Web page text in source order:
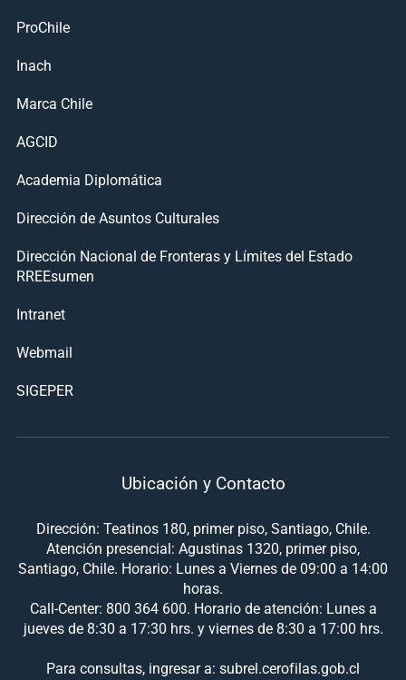
ProChile
Inach
Marca Chile
AGCID
Academia Diplomática
Dirección de Asuntos Culturales
Dirección Nacional de Fronteras y Límites del Estado
RREEsumen
Intranet
Webmail
SIGEPER
Ubicación y Contacto
Dirección: Teatinos 180, primer piso, Santiago, Chile.
Atención presencial: Agustinas 1320, primer piso,
Santiago, Chile. Horario: Lunes a Viernes de 09:00 a 14:00
horas.
Call-Center: 800 364 600. Horario de atención: Lunes a
jueves de 8:30 a 17:30 hrs. y viernes de 8:30 a 17:00 hrs.
Para consultas, ingresar a: subrel.cerofilas.gob.cl